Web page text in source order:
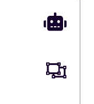

